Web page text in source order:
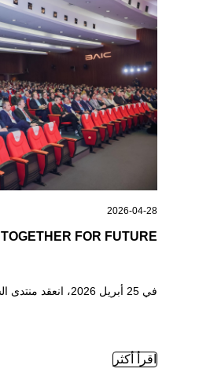
2026-04-28
TOGETHER FOR FUTURE ⼁ انعقاد منتدى الشركاء التجاريين العالميين لـ BAIC INTERNATIONAL 2026 بنجاح، ورسم آفاق تنموية دولية جديدة
في 25 أبريل 2026، انعقد منتدى الشركاء التجاريين العالميين لـ BAIC International بنجاح. جمع هذا
TOGETHER FOR FUTURE ⼁ انعقاد منتدى الشركاء التجاريين العالميين لـ BAIC International 2026 بنجاح، ورسم آفاق تنموية دولية جديدة —
اقرأ أكثر